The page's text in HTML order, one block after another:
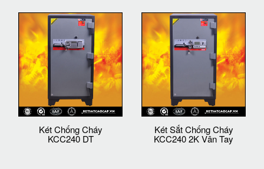
Két Chống Cháy
KCC240 DT
Két Sắt Chống Cháy
KCC240 2K Vân Tay